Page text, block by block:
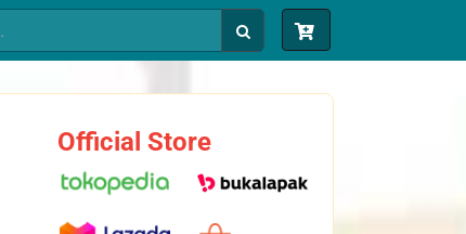
Official Store